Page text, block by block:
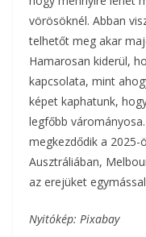
vörösöknél. Abban
telhetőt meg akar
Hamarosan kiderül,
kapcsolata, mint
képet kaphatunk,
legfőbb
megkezdődik a 2025-
Ausztráliában,
az erejüket
Nyitókép: Pixabay